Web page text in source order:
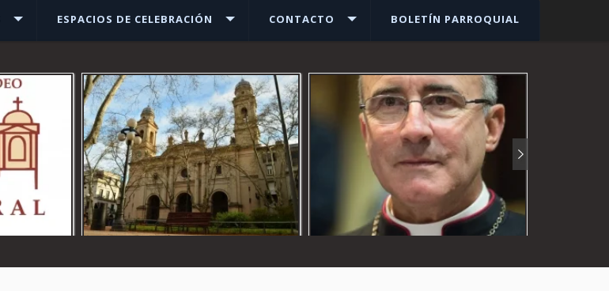
ESPACIOS DE CELEBRACIÓN CONTACTO BOLETÍN PARROQUIAL
Ver más
Ver más